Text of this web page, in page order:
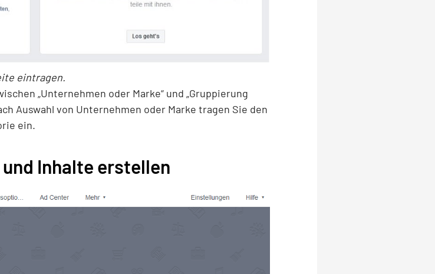
eintragen.
„Unternehmen oder Marke“ und „Gruppierung
Auswahl von Unternehmen oder Marke tragen Sie den
ein.
Inhalte erstellen